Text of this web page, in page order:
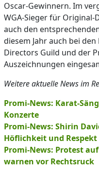
Oscar-Gewinnern. Im
WGA-Sieger für
auch den
diesem Jahr auch bei
Directors Guild und der
Auszeichnungen
Weitere aktuelle News im
Promi-News: Karat-
Konzerte
Promi-News: Shirin
Höflichkeit und Respekt
Promi-News: Protest
warnen vor Rechtsruck